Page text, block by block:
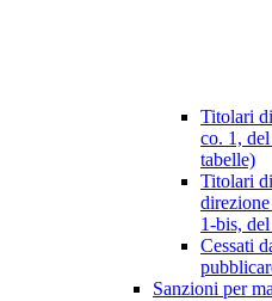
Titolari
co. 1,
tabelle)
Titolari
1-bis,
Cessati
Sanzioni per